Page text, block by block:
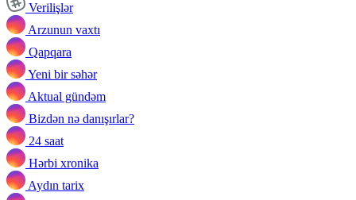
Verilişlər
Arzunun vaxtı
Qapqara
Yeni bir səhər
Aktual gündəm
Bizdən nə danışırlar?
24 saat
Hərbi xronika
Aydın tarix